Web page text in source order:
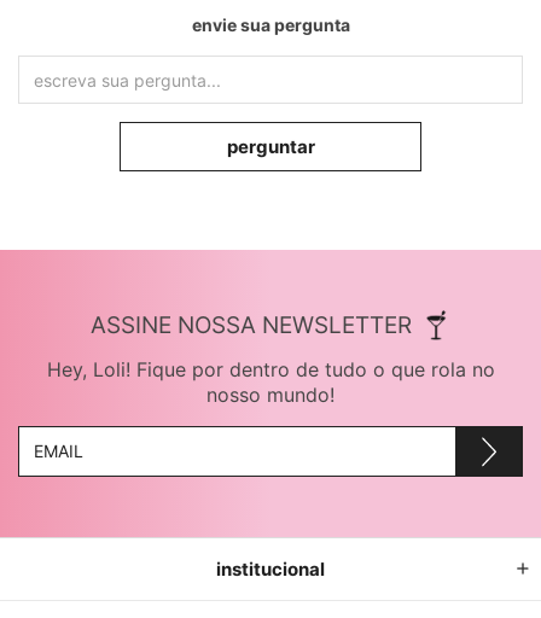
envie sua pergunta
perguntar
ASSINE NOSSA NEWSLETTER
Hey, Loli! Fique por dentro de tudo o que rola no
nosso mundo!
institucional